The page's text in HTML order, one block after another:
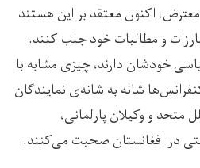
معترض، اکنون معتقد بر این هستند
و مطالبات خود جلب کنند.
خودشان دارند، چیزی مشابه با
شانه به شانه‌ی نمایندگان
متحد و وکیلان پارلمانی،
در افغانستان صحبت می‌کنند.